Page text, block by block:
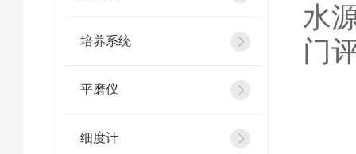
培养系统
平磨仪
细度计
水
门